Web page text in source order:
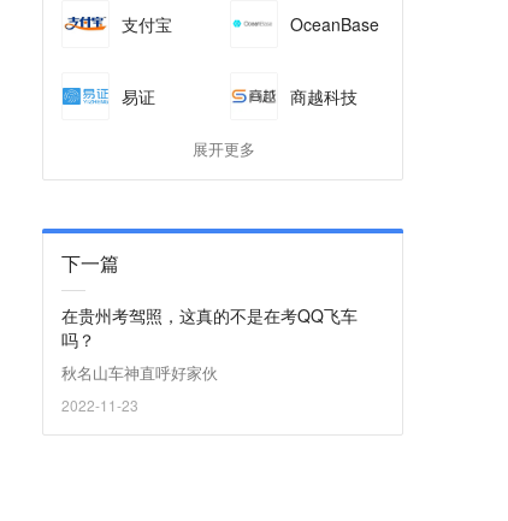
支付宝 OceanBase
易证 商越科技
展开更多
下一篇
在贵州考驾照，这真的不是在考QQ飞车
吗？
秋名山车神直呼好家伙
2022-11-23